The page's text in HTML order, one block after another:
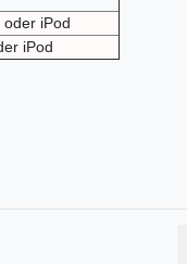
iPod
iPod